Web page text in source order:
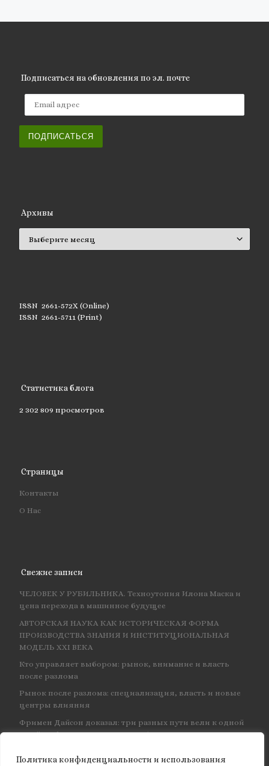
Политика конфиденциальности и использования
Подписаться на обновления по эл. почте
ПОДПИСАТЬСЯ
Архивы
ISSN 2661-572X (Online)
ISSN 2661-5711 (Print)
Статистика блога
2 302 809 просмотров
Страницы
Контакты
О Нас
Свежие записи
ЧЕЛОВЕК У РУБИЛЬНИКА. Техноутопия Илона Маска и
цена перехода в машинное будущее
АВТОРСКАЯ НАУКА КАК ИСТОРИЧЕСКАЯ ФОРМА
ПРОИЗВОДСТВА ЗНАНИЯ И ИНСТИТУЦИОНАЛЬНАЯ
МОДЕЛЬ XXI ВЕКА
Кто управляет выбором: рынок, внимание и власть
после разлома
Рынок после разлома: специализация, власть и новые
центры влияния
Фримен Дайсон доказал: три разных пути вели к одной
и той же физике — и навсегда объединил КЭД